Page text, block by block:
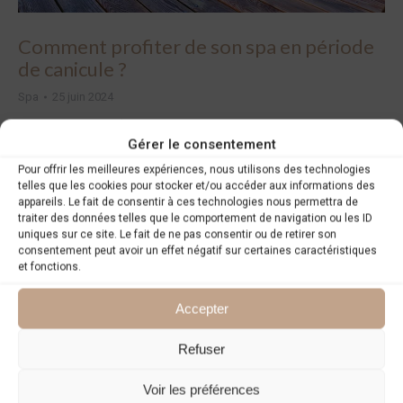
Gérer le consentement
Pour offrir les meilleures expériences, nous utilisons des technologies
telles que les cookies pour stocker et/ou accéder aux informations des
appareils. Le fait de consentir à ces technologies nous permettra de
traiter des données telles que le comportement de navigation ou les ID
uniques sur ce site. Le fait de ne pas consentir ou de retirer son
consentement peut avoir un effet négatif sur certaines caractéristiques
et fonctions.
Accepter
Refuser
Voir les préférences
Comment profiter de son spa en période
de canicule ?
L’été est là, et avec lui, de belles journées
ensoleillées et chaudes. Mais aussi
(malheureusement !) des périodes de canicule…
Alors, comment profiter de votre spa pendant les
jours les plus chauds ? Découvrez nos conseils
dans cet article ! Les bienfaits du spa en été Plus
souvent associé aux…
Détails